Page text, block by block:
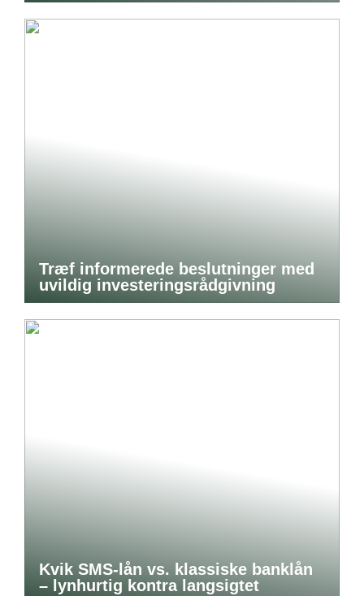
Træf informerede beslutninger med
uvildig investeringsrådgivning
Kvik SMS-lån vs. klassiske banklån
– lynhurtig kontra langsigtet